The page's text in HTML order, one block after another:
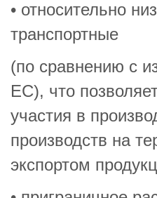
• относительно
транспортные
(по сравнению с
ЕС), что
участия в
производств на
экспортом